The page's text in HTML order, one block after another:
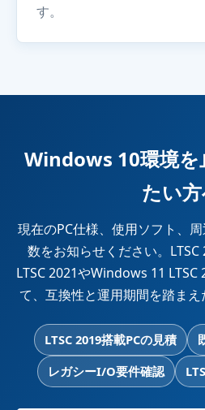
す。
Windows 10環境を
たい
現在のPC仕様、使用ソフト、
数をお知らせください。LTSC
LTSC 2021やWindows 11
て、互換性と運用期間を踏まえ
LTSC 2019搭載PCの見積
レガシーI/O要件確認